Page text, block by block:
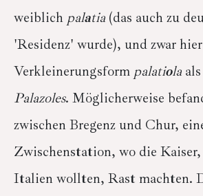
weiblich palatia (das auch zu
'Residenz' wurde), und zwar
Verkleinerungsform palatiola
Palazoles. Möglicherweise
zwischen Bregenz und Chur,
Zwischenstation, wo die
Italien wollten, Rast machten.